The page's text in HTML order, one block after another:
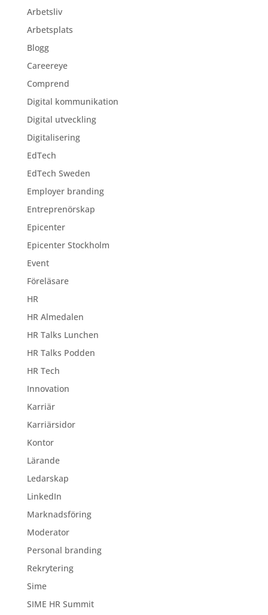
Arbetsliv
Arbetsplats
Blogg
Careereye
Comprend
Digital kommunikation
Digital utveckling
Digitalisering
EdTech
EdTech Sweden
Employer branding
Entreprenörskap
Epicenter
Epicenter Stockholm
Event
Föreläsare
HR
HR Almedalen
HR Talks Lunchen
HR Talks Podden
HR Tech
Innovation
Karriär
Karriärsidor
Kontor
Lärande
Ledarskap
LinkedIn
Marknadsföring
Moderator
Personal branding
Rekrytering
Sime
SIME HR Summit